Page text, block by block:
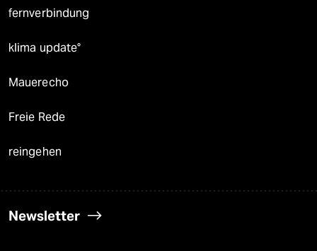
fernverbindung
klima update°
Mauerecho
Freie Rede
reingehen
Newsletter